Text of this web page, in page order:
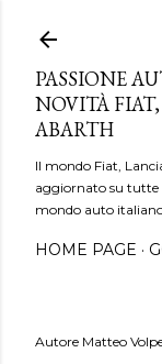
PASSIONE
NOVITÀ
ABARTH
Il mondo Fiat,
aggiornato su tutte
mondo auto
HOME PAGE
Autore Matteo